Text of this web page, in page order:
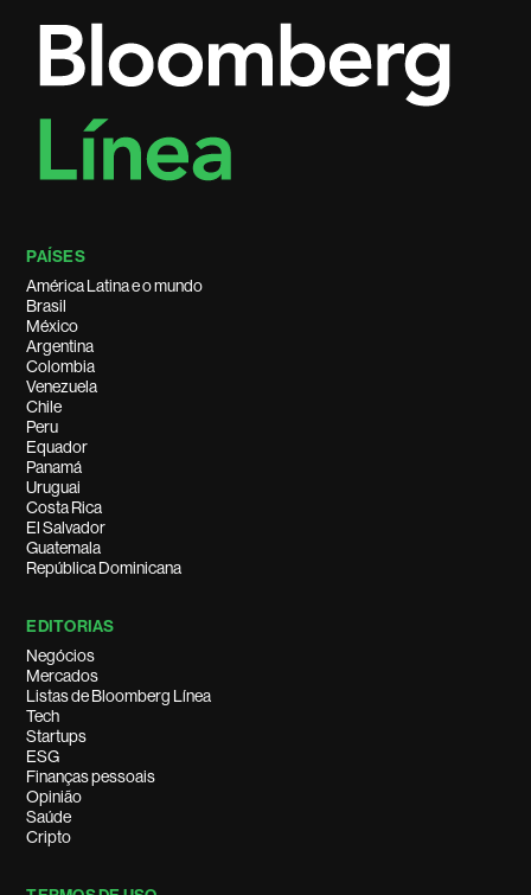
PAÍSES
América Latina e o mundo
Brasil
México
Argentina
Colombia
Venezuela
Chile
Peru
Equador
Panamá
Uruguai
Costa Rica
El Salvador
Guatemala
República Dominicana
EDITORIAS
Negócios
Mercados
Listas de Bloomberg Línea
Tech
Startups
ESG
Finanças pessoais
Opinião
Saúde
Cripto